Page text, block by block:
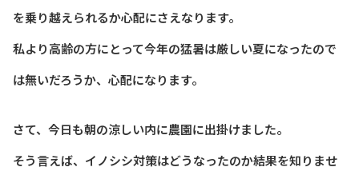
を乗り越えられるか心配にさえなります。
私より高齢の方にとって今年の猛暑は厳しい夏になったので
は無いだろうか、心配になります。
さて、今日も朝の涼しい内に農園に出掛けました。
そう言えば、イノシシ対策はどうなったのか結果を知りませ